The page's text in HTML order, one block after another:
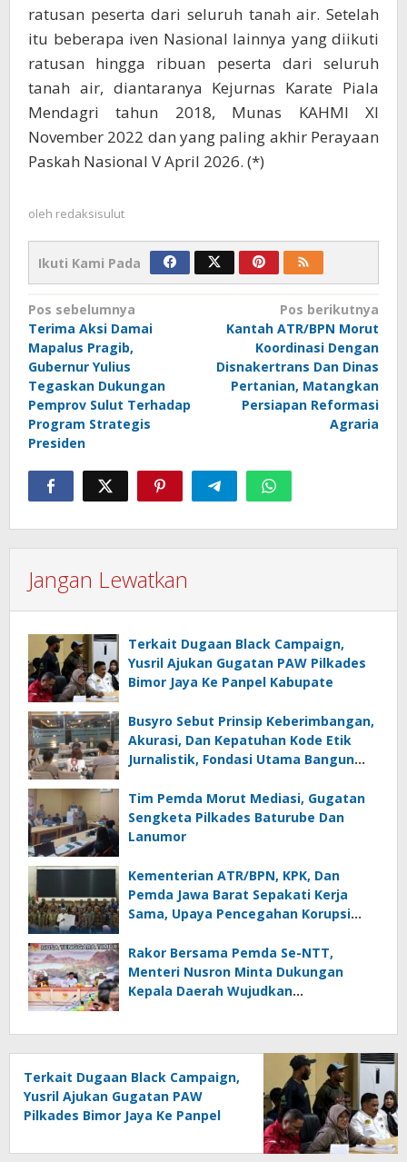
ratusan peserta dari seluruh tanah air. Setelah
itu beberapa iven Nasional lainnya yang diikuti
ratusan hingga ribuan peserta dari seluruh
tanah air, diantaranya Kejurnas Karate Piala
Mendagri tahun 2018, Munas KAHMI XI
November 2022 dan yang paling akhir Perayaan
Paskah Nasional V April 2026. (*)
oleh redaksisulut
Ikuti Kami Pada
Navigasi
pos
Pos sebelumnya
Terima Aksi Damai
Mapalus Pragib,
Gubernur Yulius
Tegaskan Dukungan
Pemprov Sulut Terhadap
Program Strategis
Presiden
Pos berikutnya
Kantah ATR/BPN Morut
Koordinasi Dengan
Disnakertrans Dan Dinas
Pertanian, Matangkan
Persiapan Reformasi
Agraria
Jangan Lewatkan
Terkait Dugaan Black Campaign,
Yusril Ajukan Gugatan PAW Pilkades
Bimor Jaya Ke Panpel Kabupate
Busyro Sebut Prinsip Keberimbangan,
Akurasi, Dan Kepatuhan Kode Etik
Jurnalistik, Fondasi Utama Bangun
Tim Pemda Morut Mediasi, Gugatan
Sengketa Pilkades Baturube Dan
Lanumor
Kementerian ATR/BPN, KPK, Dan
Pemda Jawa Barat Sepakati Kerja
Sama, Upaya Pencegahan Korupsi
Rakor Bersama Pemda Se-NTT,
Menteri Nusron Minta Dukungan
Kepala Daerah Wujudkan
Terkait Dugaan Black Campaign,
Yusril Ajukan Gugatan PAW
Pilkades Bimor Jaya Ke Panpel